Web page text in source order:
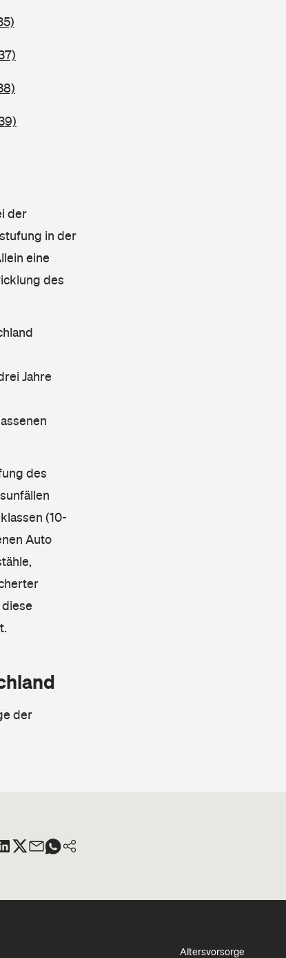
der
in der
eine
des
Jahre
des
(10-
Auto
der
Altersvorsorge